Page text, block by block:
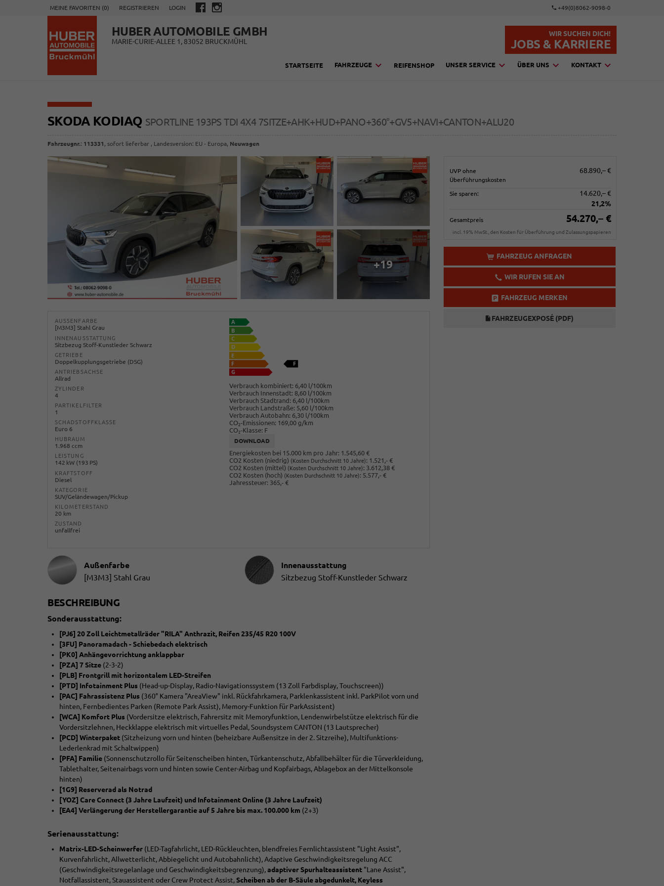
MEINE FAVORITEN (0) REGISTRIEREN LOGIN +49(0)8062-9098-0
HUBER AUTOMOBILE GMBH
MARIE-CURIE-ALLEE 1, 83052 BRUCKMÜHL
WIR SUCHEN DICH!
JOBS & KARRIERE
STARTSEITE FAHRZEUGE REIFENSHOP UNSER SERVICE ÜBER UNS KONTAKT
SKODA KODIAQ SPORTLINE 193PS TDI 4X4 7SITZE+AHK+HUD+PANO+360°+GV5+NAVI+CANTON+ALU20
Fahrzeugnr.: 113331 , sofort lieferbar , Landesversion: EU - Europa, Neuwagen
UVP ohne
Überführungskosten
68.890,– €
Sie sparen:
14.620,– €
21,2%
Gesamtpreis 54.270,– €
incl. 19% MwSt., den Kosten für Überführung und Zulassungspapieren
FAHRZEUG ANFRAGEN
WIR RUFEN SIE AN
FAHRZEUG MERKEN
FAHRZEUGEXPOSÉ (PDF)
+19
AUSSENFARBE
[M3M3] Stahl Grau
INNENAUSSTATTUNG
Sitzbezug Stoff-Kunstleder Schwarz
GETRIEBE
Doppelkupplungsgetriebe (DSG)
ANTRIEBSACHSE
Allrad
ZYLINDER
4
PARTIKELFILTER
1
SCHADSTOFFKLASSE
Euro 6
HUBRAUM
1.968 ccm
LEISTUNG
142 kW (193 PS)
KRAFTSTOFF
Diesel
KATEGORIE
SUV/Geländewagen/Pickup
KILOMETERSTAND
20 km
ZUSTAND
unfallfrei
Verbrauch kombiniert: 6,40 l/100km
Verbrauch Innenstadt: 8,60 l/100km
Verbrauch Stadtrand: 6,40 l/100km
Verbrauch Landstraße: 5,60 l/100km
Verbrauch Autobahn: 6,30 l/100km
CO2-Emissionen: 169,00 g/km
CO2-Klasse: F
DOWNLOAD
Energiekosten bei 15.000 km pro Jahr: 1.545,60 €
CO2 Kosten (niedrig) (Kosten Durchschnitt 10 Jahre): 1.521,- €
CO2 Kosten (mittel) (Kosten Durchschnitt 10 Jahre): 3.612,38 €
CO2 Kosten (hoch) (Kosten Durchschnitt 10 Jahre): 5.577,- €
Jahressteuer: 365,- €
Außenfarbe
[M3M3] Stahl Grau
Innenausstattung
Innenausstattung
Sitzbezug Stoff-Kunstleder Schwarz
BESCHREIBUNG
Sonderausstattung:
[PJ6] 20 Zoll Leichtmetallräder "RILA" Anthrazit, Reifen 235/45 R20 100V
[3FU] Panoramadach - Schiebedach elektrisch
[PK0] Anhängevorrichtung anklappbar
[PZA] 7 Sitze (2-3-2)
[PLB] Frontgrill mit horizontalem LED-Streifen
[PTD] Infotainment Plus (Head-up-Display, Radio-Navigationssystem (13 Zoll Farbdisplay, Touchscreen))
[PAC] Fahrassistenz Plus (360° Kamera "AreaView" inkl. Rückfahrkamera, Parklenkassistent inkl. ParkPilot vorn und
hinten, Fernbedientes Parken (Remote Park Assist), Memory-Funktion für ParkAssistent)
[WCA] Komfort Plus (Vordersitze elektrisch, Fahrersitz mit Memoryfunktion, Lendenwirbelstütze elektrisch für die
Vordersitzlehnen, Heckklappe elektrisch mit virtuelles Pedal, Soundsystem CANTON (13 Lautsprecher)
[PCD] Winterpaket (Sitzheizung vorn und hinten (beheizbare Außensitze in der 2. Sitzreihe), Multifunktions-
Lederlenkrad mit Schaltwippen)
[PFA] Familie (Sonnenschutzrollo für Seitenscheiben hinten, Türkantenschutz, Abfallbehälter für die Türverkleidung,
Tablethalter, Seitenairbags vorn und hinten sowie Center-Airbag und Kopfairbags, Ablagebox an der Mittelkonsole
hinten)
[1G9] Reserverad als Notrad
[YOZ] Care Connect (3 Jahre Laufzeit) und Infotainment Online (3 Jahre Laufzeit)
[EA4] Verlängerung der Herstellergarantie auf 5 Jahre bis max. 100.000 km (2+3)
Serienausstattung:
Matrix-LED-Scheinwerfer (LED-Tagfahrlicht, LED-Rückleuchten, blendfreies Fernlichtassistent "Light Assist",
Kurvenfahrlicht, Allwetterlicht, Abbiegelicht und Autobahnlicht), Adaptive Geschwindigkeitsregelung ACC
(Geschwindigkeitsregelanlage und Geschwindigkeitsbegrenzung),adaptiver Spurhalteassistent "Lane Assist",
Notfallassistent, Stauassistent oder Crew Protect Assist,Scheiben ab der B-Säule abgedunkelt, Keyless